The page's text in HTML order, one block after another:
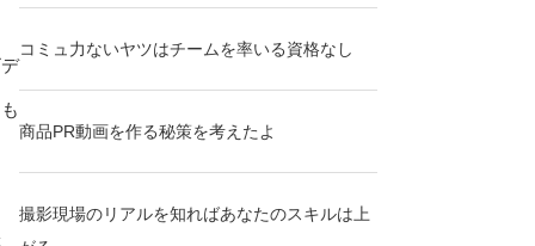
コミュ力ないヤツはチームを率いる資格なし
商品PR動画を作る秘策を考えたよ
撮影現場のリアルを知ればあなたのスキルは上